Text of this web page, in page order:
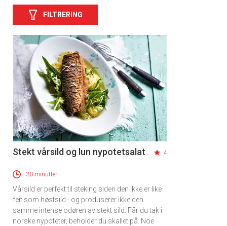
FILTRERING
Stekt vårsild og lun nypotetsalat 4
30 minutter
Vårsild er perfekt til steking siden den ikke er like
feit som høstsild - og produserer ikke den
samme intense odøren av stekt sild. Får du tak i
norske nypoteter, beholder du skallet på. Noe